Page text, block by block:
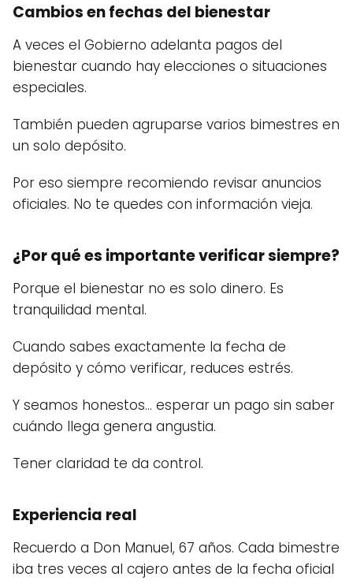
Cambios en fechas del bienestar
A veces el Gobierno adelanta pagos del
bienestar cuando hay elecciones o situaciones
especiales.
También pueden agruparse varios bimestres en
un solo depósito.
Por eso siempre recomiendo revisar anuncios
oficiales. No te quedes con información vieja.
¿Por qué es importante verificar siempre?
Porque el bienestar no es solo dinero. Es
tranquilidad mental.
Cuando sabes exactamente la fecha de
depósito y cómo verificar, reduces estrés.
Y seamos honestos… esperar un pago sin saber
cuándo llega genera angustia.
Tener claridad te da control.
Experiencia real
Recuerdo a Don Manuel, 67 años. Cada bimestre
iba tres veces al cajero antes de la fecha oficial